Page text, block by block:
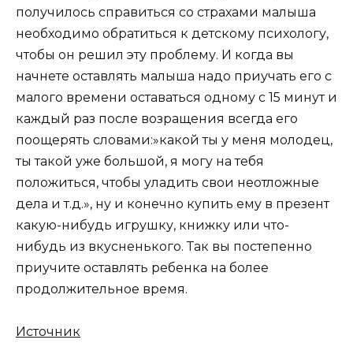
получилось справиться со страхами малыша
необходимо обратиться к детскому психологу,
чтобы он решил эту проблему. И когда вы
начнете оставлять малыша надо приучать его с
малого времени оставаться одному с 15 минут и
каждый раз после возращения всегда его
поощерять словами:»какой ты у меня молодец,
ты такой уже большой, я могу на тебя
положиться, чтобы уладить свои неотложные
дела и т.д.», ну и конечно купить ему в презент
какую-нибудь игрушку, книжку или что-
нибудь из вкусненького. Так вы постепенно
приучите оставлять ребенка на более
продолжительное время.
Источник